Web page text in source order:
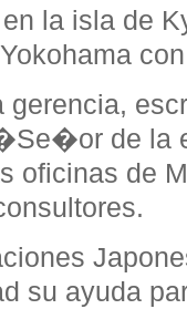
la isla de
gerencia,
de
oficinas de
su ayuda